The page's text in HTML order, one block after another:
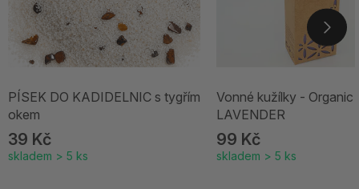
PÍSEK DO KADIDELNIC s tygřím
okem
39 Kč
skladem > 5 ks
Vonné kužílky - Organic
LAVENDER
99 Kč
skladem > 5 ks